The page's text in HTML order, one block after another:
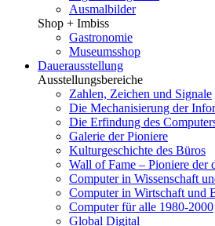
Ausmalbilder
Shop + Imbiss
Gastronomie
Museumsshop
Dauerausstellung
Ausstellungsbereiche
Zahlen, Zeichen und Signale
Die Mechanisierung der
Die Erfindung des
Galerie der Pioniere
Kulturgeschichte des Büros
Wall of Fame – Pioniere der
Computer in Wissenschaft
Computer in Wirtschaft und
Computer für alle 1980-2000
Global Digital